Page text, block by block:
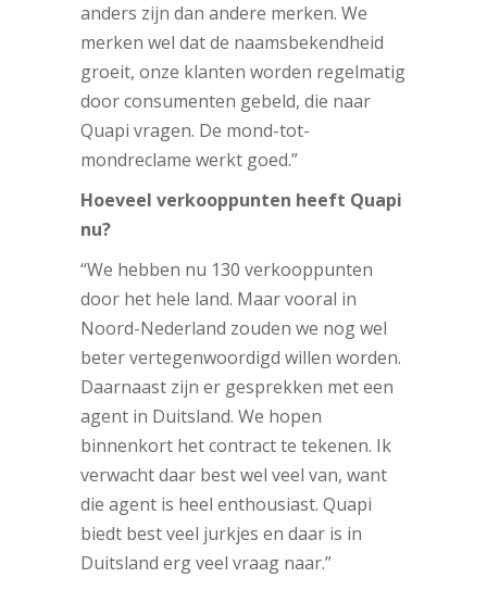
anders zijn dan andere merken. We
merken wel dat de naamsbekendheid
groeit, onze klanten worden regelmatig
door consumenten gebeld, die naar
Quapi vragen. De mond-tot-
mondreclame werkt goed.”
Hoeveel verkooppunten heeft Quapi
nu?
“We hebben nu 130 verkooppunten
door het hele land. Maar vooral in
Noord-Nederland zouden we nog wel
beter vertegenwoordigd willen worden.
Daarnaast zijn er gesprekken met een
agent in Duitsland. We hopen
binnenkort het contract te tekenen. Ik
verwacht daar best wel veel van, want
die agent is heel enthousiast. Quapi
biedt best veel jurkjes en daar is in
Duitsland erg veel vraag naar.”